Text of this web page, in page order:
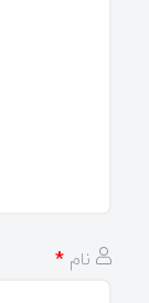
نام *